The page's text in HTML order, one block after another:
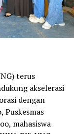
yang
kabupaten lain
“Berkembang”
dipaparkan
Indra Gobel
bahwa
terus
akselerasi
dengan
Puskesmas
mahasiswa